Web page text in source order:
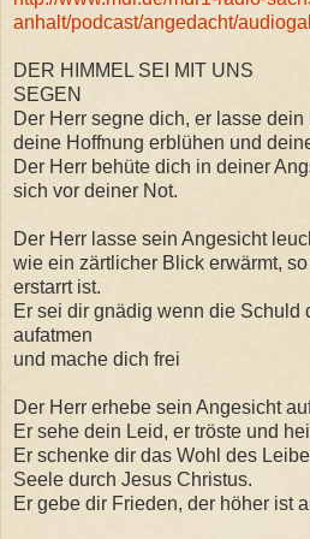
anhalt/podcast/angedacht/
DER HIMMEL SEI MIT UNS
SEGEN
Der Herr segne dich, er lasse
deine Hoffnung erblühen und
Der Herr behüte dich in deiner
sich vor deiner Not.
Der Herr lasse sein Angesicht
wie ein zärtlicher Blick erwärmt,
erstarrt ist.
Er sei dir gnädig wenn die Schuld
aufatmen
und mache dich frei
Der Herr erhebe sein Angesicht
Er sehe dein Leid, er tröste und
Er schenke dir das Wohl des
Seele durch Jesus Christus.
Er gebe dir Frieden, der höher ist